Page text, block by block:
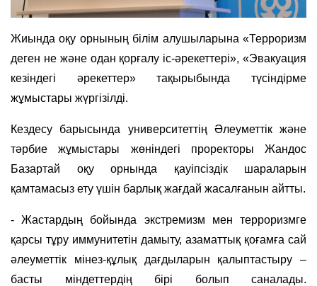
Жиында оқу орнының білім алушыларына «Терроризм
деген не және одан қорғалу іс-әрекеттері», «Эвакуация
кезіндегі әрекеттер» тақырыбында түсіндірме
жұмыстары жүргізілді.
Кездесу барысында университеттің Әлеуметтік және
тәрбие жұмыстары жөніндегі проректоры Жандос
Базартай оқу орнында қауіпсіздік шараларын
қамтамасыз ету үшін барлық жағдай жасалғанын айтты.
- Жастардың бойында экстремизм мен терроризмге
қарсы тұру иммунитетін дамыту, азаматтық қоғамға сай
әлеуметтік мінез-құлық дағдыларын қалыптастыру –
басты міндеттердің бірі болып саналады.